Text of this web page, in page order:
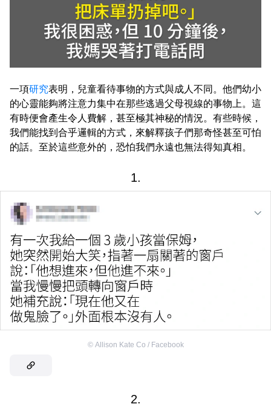
一項研究表明，兒童看待事物的方式與成人不同。他們幼小
的心靈能夠將注意力集中在那些逃過父母視線的事物上。這
有時便會產生令人費解，甚至極其神秘的情況。有些時候，
我們能找到合乎邏輯的方式，來解釋孩子們那奇怪甚至可怕
的話。至於這些意外的，恐怕我們永遠也無法得知真相。
1.
© Allison Kate Co / Facebook
2.